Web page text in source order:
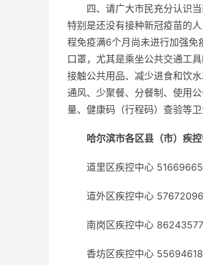
四、请广大市民充分认识
特别是还没有接种新冠疫苗的
程免疫满6个月尚未进行加强免
口罩，尤其是乘坐公共交通工
接触公共用品、减少进食和饮
通风、少聚餐、分餐制、使用
量、健康码（行程码）查验等卫
哈尔滨市各区县（市）疾
道里区疾控中心 51669665
道外区疾控中心 57672096
南岗区疾控中心 86243577
香坊区疾控中心 55694618